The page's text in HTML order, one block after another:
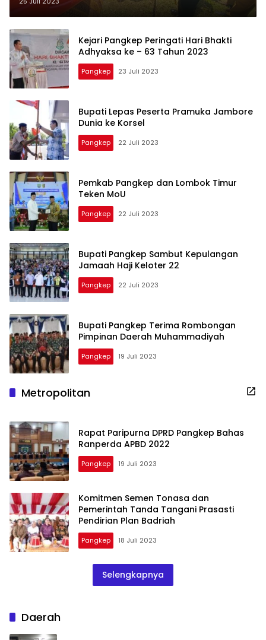
Kejari Pangkep Peringati Hari Bhakti
Adhyaksa ke – 63 Tahun 2023
Pangkep 23 Juli 2023
Bupati Lepas Peserta Pramuka Jambore
Dunia ke Korsel
Pangkep 22 Juli 2023
Pemkab Pangkep dan Lombok Timur
Teken MoU
Pangkep 22 Juli 2023
Bupati Pangkep Sambut Kepulangan
Jamaah Haji Keloter 22
Pangkep 22 Juli 2023
Bupati Pangkep Terima Rombongan
Pimpinan Daerah Muhammadiyah
Pangkep 19 Juli 2023
Metropolitan
Rapat Paripurna DPRD Pangkep Bahas
Ranperda APBD 2022
Pangkep 19 Juli 2023
Komitmen Semen Tonasa dan
Pemerintah Tanda Tangani Prasasti
Pendirian Plan Badriah
Pangkep 18 Juli 2023
Selengkapnya
Daerah